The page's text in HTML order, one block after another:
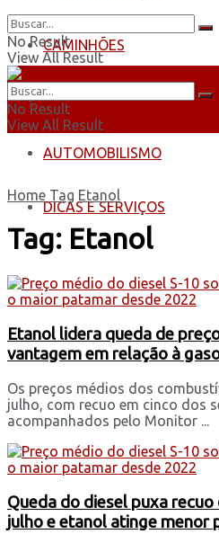
CAMINHÕES
ÔNIBUS
AUTOMOBILISMO
DICAS E SERVIÇOS
No Result
View All Result
No Result
View All Result
Home Tag Etanol
Tag: Etanol
Etanol lidera queda de
vantagem em relação à
Os preços médios dos
julho, com recuo em cinco dos
acompanhados pelo Monitor ...
Queda do diesel puxa
julho e etanol atinge menor